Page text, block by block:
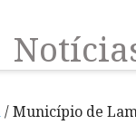
/ Município de